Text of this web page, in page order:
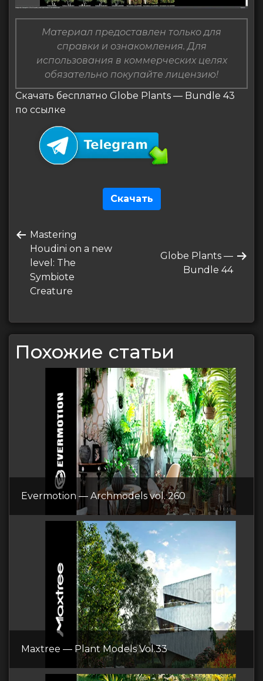
Материал предоставлен только для
справки и ознакомления. Для
использования в коммерческих целях
обязательно покупайте лицензию!
Скачать бесплатно Globe Plants — Bundle 43
по ссылке
Скачать
по
записям
Предыдущая
запись
Mastering
Houdini on a new
level: The
Symbiote
Creature
Следующая
запись
Globe Plants —
Bundle 44
Похожие статьи
Evermotion — Archmodels vol. 260
Maxtree — Plant Models Vol.33